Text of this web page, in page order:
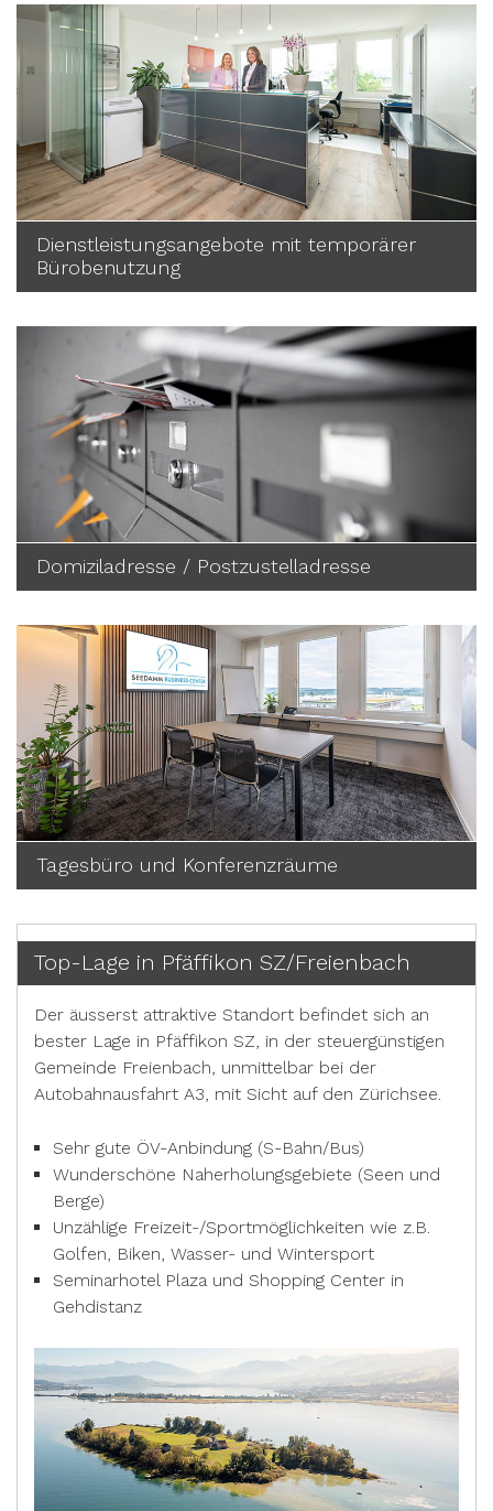
Dienstleistungsangebote mit temporärer
Bürobenutzung
Domiziladresse / Postzustelladresse
Tagesbüro und Konferenzräume
Top-Lage in Pfäffikon SZ/Freienbach
Der äusserst attraktive Standort befindet sich an
bester Lage in Pfäffikon SZ, in der steuergünstigen
Gemeinde Freienbach, unmittelbar bei der
Autobahnausfahrt A3, mit Sicht auf den Zürichsee.
Sehr gute ÖV-Anbindung (S-Bahn/Bus)
Wunderschöne Naherholungsgebiete (Seen und
Berge)
Unzählige Freizeit-/Sportmöglichkeiten wie z.B.
Golfen, Biken, Wasser- und Wintersport
Seminarhotel Plaza und Shopping Center in
Gehdistanz